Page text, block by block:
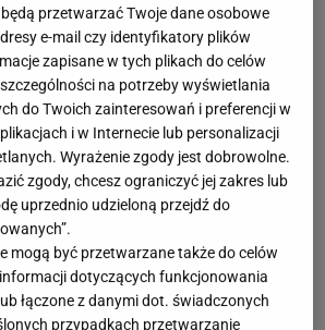
przetwarzać Twoje dane osobowe
e-mail czy identyfikatory plików
zapisane w tych plikach do celów
na potrzeby wyświetlania
do Twoich zainteresowań i preferencji w
i w Internecie lub personalizacji
Wyrażenie zgody jest dobrowolne.
zgody, chcesz ograniczyć jej zakres lub
uprzednio udzieloną przejdź do
mogą być przetwarzane także do celów
dotyczących funkcjonowania
łączone z danymi dot. świadczonych
przypadkach przetwarzanie